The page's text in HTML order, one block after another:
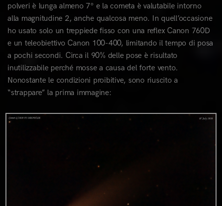
polveri è lunga almeno 7° e la cometa è valutabile intorno
alla magnitudine 2, anche qualcosa meno. In quell’occasione
ho usato solo un treppiede fisso con una reflex Canon 760D
e un teleobiettivo Canon 100-400, limitando il tempo di posa
a pochi secondi. Circa il 90% delle pose è risultato
inutilizzabile perché mosse a causa del forte vento.
Nonostante le condizioni proibitive, sono riuscito a
“strappare” la prima immagine: